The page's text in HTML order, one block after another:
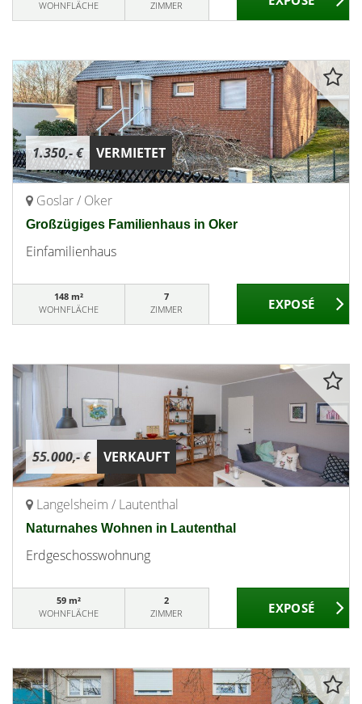
WOHNFLÄCHE
ZIMMER
1.350,- € VERMIETET
Goslar / Oker
Großzügiges Familienhaus in Oker
Einfamilienhaus
148 m²
WOHNFLÄCHE
7
ZIMMER
55.000,- € VERKAUFT
Langelsheim / Lautenthal
Naturnahes Wohnen in Lautenthal
Erdgeschosswohnung
59 m²
WOHNFLÄCHE
2
ZIMMER